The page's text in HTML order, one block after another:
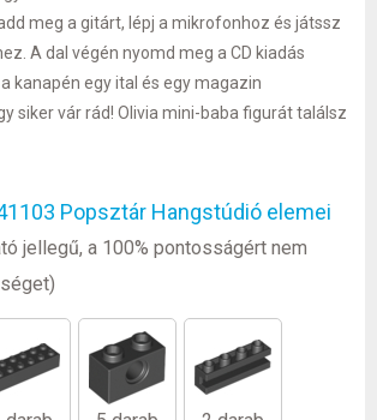
meg a gitárt, lépj a mikrofonhoz és játssz
A dal végén nyomd meg a CD kiadás
kanapén egy ital és egy magazin
siker vár rád! Olivia mini-baba figurát találsz
Popsztár Hangstúdió elemei
jellegű, a 100% pontosságért nem